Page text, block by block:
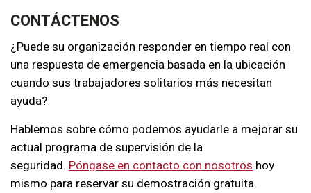
CONTÁCTENOS
¿Puede su organización responder en tiempo real con
una respuesta de emergencia basada en la ubicación
cuando sus trabajadores solitarios más necesitan
ayuda?
Hablemos sobre cómo podemos ayudarle a mejorar su
actual programa de supervisión de la
seguridad. Póngase en contacto con nosotros hoy
mismo para reservar su demostración gratuita.